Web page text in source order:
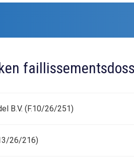
B.V. (F.10/26/251)
26/216)